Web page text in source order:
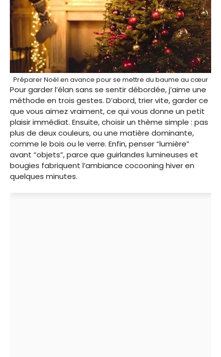
Préparer Noël en avance pour se mettre du baume au cœur
Pour garder l’élan sans se sentir débordée, j’aime une
méthode en trois gestes. D’abord, trier vite, garder ce
que vous aimez vraiment, ce qui vous donne un petit
plaisir immédiat. Ensuite, choisir un thème simple : pas
plus de deux couleurs, ou une matière dominante,
comme le bois ou le verre. Enfin, penser “lumière”
avant “objets”, parce que guirlandes lumineuses et
bougies fabriquent l’ambiance cocooning hiver en
quelques minutes.